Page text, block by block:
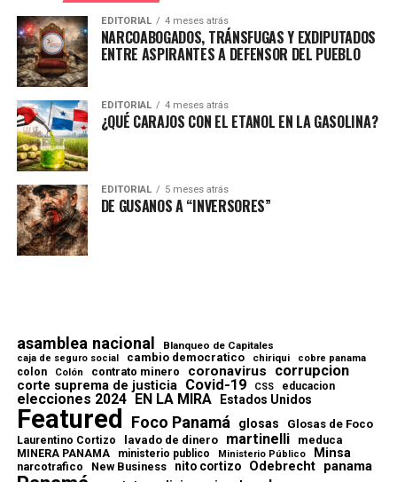
EDITORIAL 4 meses atrás
NARCOABOGADOS, TRÁNSFUGAS Y EXDIPUTADOS
ENTRE ASPIRANTES A DEFENSOR DEL PUEBLO
EDITORIAL 4 meses atrás
¿QUÉ CARAJOS CON EL ETANOL EN LA GASOLINA?
EDITORIAL 5 meses atrás
DE GUSANOS A “INVERSORES”
asamblea nacional Blanqueo de Capitales
caja de seguro social cambio democratico chiriqui cobre panama
colon Colón contrato minero coronavirus corrupcion
corte suprema de justicia Covid-19 CSS educacion
elecciones 2024 EN LA MIRA Estados Unidos
Featured Foco Panamá glosas Glosas de Foco
Laurentino Cortizo lavado de dinero martinelli meduca
MINERA PANAMA ministerio publico Ministerio Público Minsa
narcotrafico New Business nito cortizo Odebrecht panama